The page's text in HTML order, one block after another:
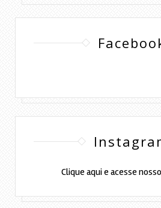
Clique aqui e acesse